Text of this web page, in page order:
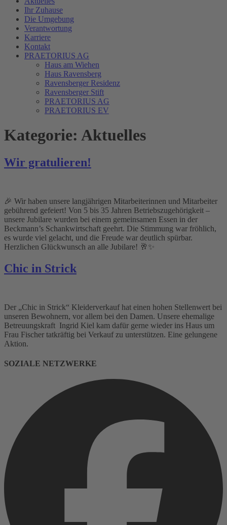
Ihr Zuhause
Die Umgebung
Verantwortung
Karriere
Kontakt
PRAETORIUS AG
Haus am Wiehen
Haus Ravensberg
Ravensberger Residenz
Ravensberger Stift
PRAETORIUS AG
PRAETORIUS EV
Kategorie: Aktuelles
Wir gratulieren!
🎉 Wir haben unsere langjährigen Mitarbeiterinnen und Mitarbeiter
gebührend gefeiert! Von 5 bis 35 Jahren Betriebszugehörigkeit –
unsere Jubilare wurden bei einem gemeinsamen Essen in der
Beckmann’s Schankwirtschaft geehrt. Die Stimmung war fröhlich,
es wurde viel gelacht, und die Freude war deutlich spürbar.
Herzlichen Glückwunsch an alle Jubilare! 🥂✨
Chic in Strick
Der „Chic in Strick“ Kleiderverkauf hat einen hohen Stellenwert bei
unseren Bewohnern, vor allem bei den Damen. Unsere ehemalige
Betreuungskraft Ingrid Kiel kam dafür gerne wieder ins Haus um
Frau Fischer tatkräftig bei Verkauf zu unterstützen. Eine gelungene
Aktion.
SOZIALE NETZWERKE